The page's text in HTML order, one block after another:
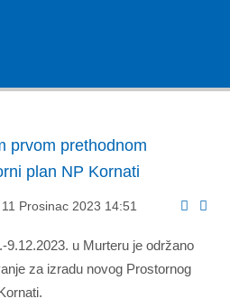
prvom prethodnom
plan NP Kornati
Prosinac 2023 14:51
u Murteru je održano
za izradu novog Prostornog